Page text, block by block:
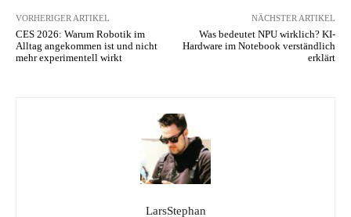
VORHERIGER ARTIKEL
CES 2026: Warum Robotik im
Alltag angekommen ist und nicht
mehr experimentell wirkt
NÄCHSTER ARTIKEL
Was bedeutet NPU wirklich? KI-
Hardware im Notebook verständlich
erklärt
LarsStephan